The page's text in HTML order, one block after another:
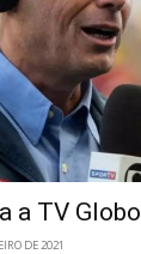
a TV Globo
DE 2021